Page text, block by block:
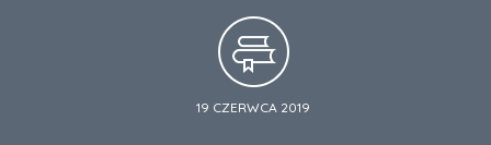
19 CZERWCA 2019